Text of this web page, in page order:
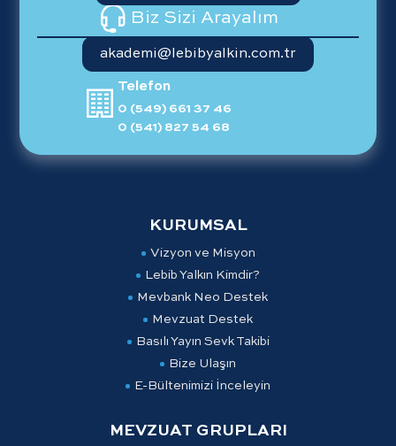
Biz Sizi Arayalım
akademi@lebibyalkin.com.tr
Telefon
0 (549) 661 37 46
0 (541) 827 54 68
KURUMSAL
Vizyon ve Misyon
Lebib Yalkın Kimdir?
Mevbank Neo Destek
Mevzuat Destek
Basılı Yayın Sevk Takibi
Bize Ulaşın
E-Bültenimizi İnceleyin
MEVZUAT GRUPLARI